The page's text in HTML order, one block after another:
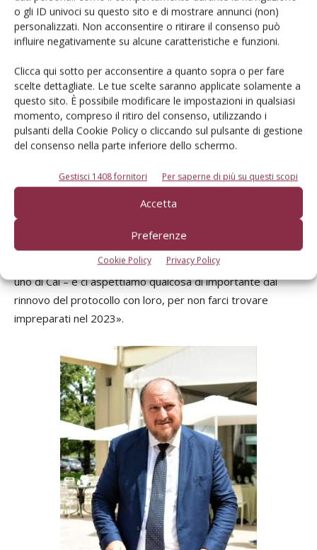
o gli ID univoci su questo sito e di mostrare annunci (non)
personalizzati. Non acconsentire o ritirare il consenso può
influire negativamente su alcune caratteristiche e funzioni.
Clicca qui sotto per acconsentire a quanto sopra o per fare
scelte dettagliate. Le tue scelte saranno applicate solamente a
questo sito. È possibile modificare le impostazioni in qualsiasi
momento, compreso il ritiro del consenso, utilizzando i
pulsanti della Cookie Policy o cliccando sul pulsante di gestione
del consenso nella parte inferiore dello schermo.
Gestisci 1408 fornitori Per saperne di più su questi scopi
Accetta
Preferenze
Cookie Policy Privacy Policy
dopo l’emanazione della legge nel 2015 ancora si sia in
attesa del decreto attuativo – ha detto il presidente dei
concessionari di macchine agricole – . Faccio appello alla
favore della revisione, perché faccia sentire la propria voce
al fine di sbloccare definitivamente questa situazione
farsesca. Invito, poi, gli agromeccanici, che nel 2021 hanno
sfruttato molto il Credito 4.0, a impegnarsi nella
produzione e condivisione dei dati che oggi sono disponibili
con le nuove tecnologie, facendosi pagare di più dagli
agricoltori per il servizio aggiuntivo che offrono loro. Da
parte nostra, stiamo realizzando un portale per
collezionare questi dati».
A proposito di Coldiretti, «è stata l’unica categoria che ha
dimostrato di poterci comprendere – ha ribadito il numero
uno di Cai – e ci aspettiamo qualcosa di importante dal
rinnovo del protocollo con loro, per non farci trovare
impreparati nel 2023».